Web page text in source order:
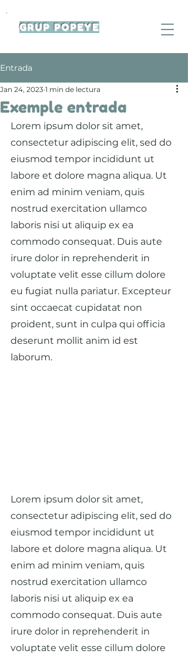
GRUP POPEYE
Entrada
Exemple entrada
Jan 24, 2023 1 min de lectura
Lorem ipsum dolor sit amet,
consectetur adipiscing elit, sed do
eiusmod tempor incididunt ut
labore et dolore magna aliqua. Ut
enim ad minim veniam, quis
nostrud exercitation ullamco
laboris nisi ut aliquip ex ea
commodo consequat. Duis aute
irure dolor in reprehenderit in
voluptate velit esse cillum dolore
eu fugiat nulla pariatur. Excepteur
sint occaecat cupidatat non
proident, sunt in culpa qui officia
deserunt mollit anim id est
laborum.
Lorem ipsum dolor sit amet,
consectetur adipiscing elit, sed do
eiusmod tempor incididunt ut
labore et dolore magna aliqua. Ut
enim ad minim veniam, quis
nostrud exercitation ullamco
laboris nisi ut aliquip ex ea
commodo consequat. Duis aute
irure dolor in reprehenderit in
voluptate velit esse cillum dolore